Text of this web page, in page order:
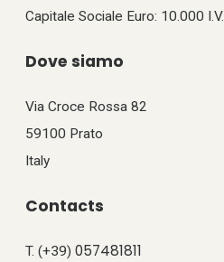
Capitale Sociale Euro: 10.000 I.V.
Dove siamo
Via Croce Rossa 82
59100 Prato
Italy
Contacts
T. (+39)057481811